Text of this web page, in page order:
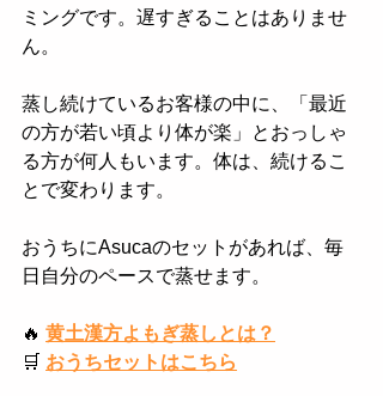
ミングです。遅すぎることはありませ
ん。
蒸し続けているお客様の中に、「最近
の方が若い頃より体が楽」とおっしゃ
る方が何人もいます。体は、続けるこ
とで変わります。
おうちにAsucaのセットがあれば、毎
日自分のペースで蒸せます。
🔥 黄土漢方よもぎ蒸しとは？
🛒 おうちセットはこちら